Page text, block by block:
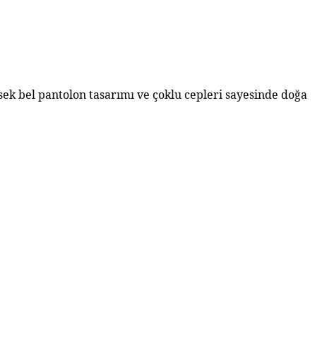
bel pantolon tasarımı ve çoklu cepleri sayesinde doğa